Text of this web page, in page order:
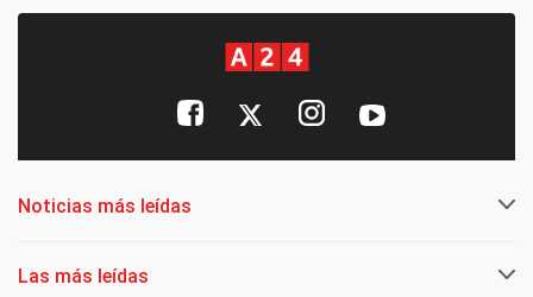
Noticias más leídas
Las más leídas